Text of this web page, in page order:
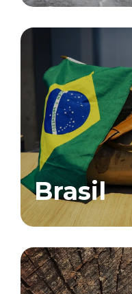
Brasil